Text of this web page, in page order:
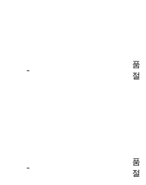
-
품
절
-
품
절